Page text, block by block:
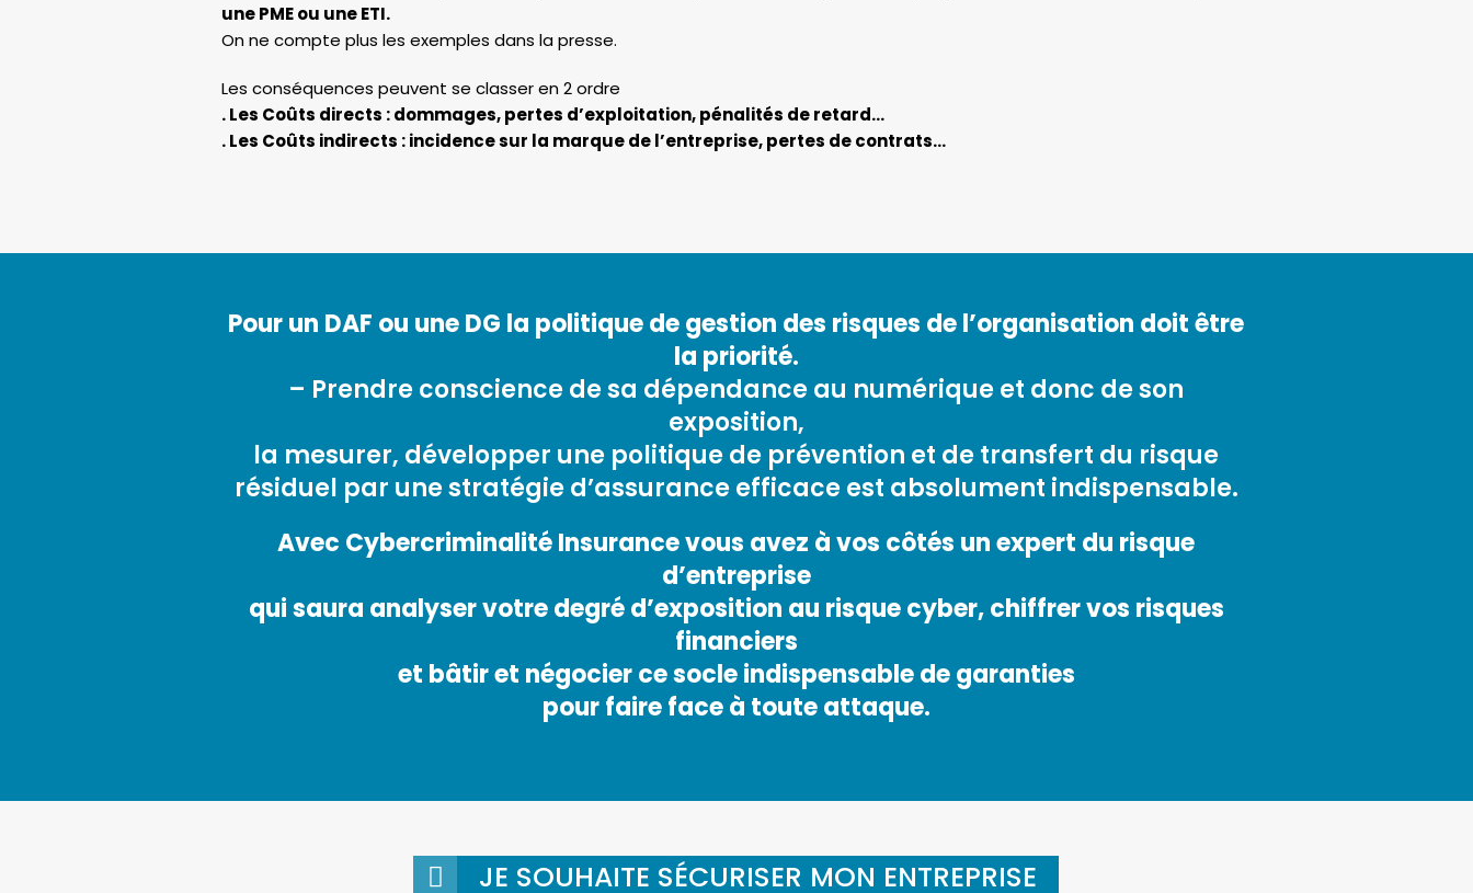
une PME ou une ETI.
On ne compte plus les exemples dans la presse.
Les conséquences peuvent se classer en 2 ordre
. Les Coûts directs : dommages, pertes d’exploitation, pénalités de retard…
. Les Coûts indirects : incidence sur la marque de l’entreprise, pertes de contrats…
Pour un DAF ou une DG la politique de gestion des risques de l’organisation doit être
la priorité.
– Prendre conscience de sa dépendance au numérique et donc de son
exposition,
la mesurer, développer une politique de prévention et de transfert du risque
résiduel par une stratégie d’assurance efficace est absolument indispensable.
Avec Cybercriminalité Insurance vous avez à vos côtés un expert du risque
d’entreprise
qui saura analyser votre degré d’exposition au risque cyber, chiffrer vos risques
financiers
et bâtir et négocier ce socle indispensable de garanties
pour faire face à toute attaque.
JE SOUHAITE SÉCURISER MON ENTREPRISE